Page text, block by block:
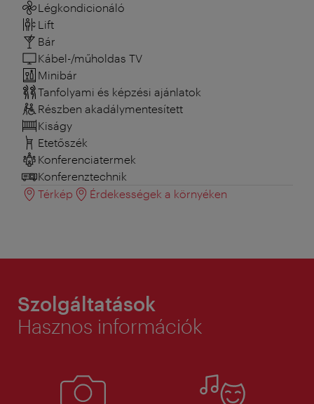
Légkondicionáló
Lift
Bár
Kábel-/műholdas TV
Minibár
Tanfolyami és képzési ajánlatok
Részben akadálymentesített
Kiságy
Etetőszék
Konferenciatermek
Konferenztechnik
Térkép
Érdekességek a környéken
Szolgáltatások
Hasznos információk